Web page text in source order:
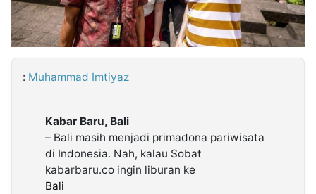
: Muhammad Imtiyaz
Kabar Baru, Bali
– Bali masih menjadi primadona pariwisata
di Indonesia. Nah, kalau Sobat
kabarbaru.co ingin liburan ke
Bali